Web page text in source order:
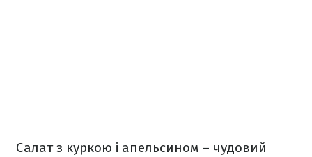
Салат з куркою і апельсином – чудовий